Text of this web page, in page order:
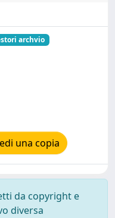
archvio
una copia
da copyright e
diversa